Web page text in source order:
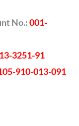
No.:001-
3251-91
910-013-091